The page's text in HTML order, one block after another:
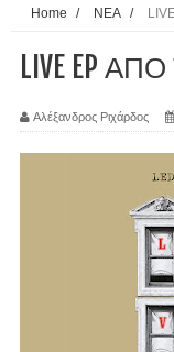
Home / ΝΕΑ /
LIVE EP ΑΠΟ
Αλέξανδρος Ριχάρδος